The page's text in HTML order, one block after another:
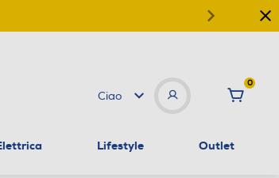
Ciao
0
Lifestyle Outlet